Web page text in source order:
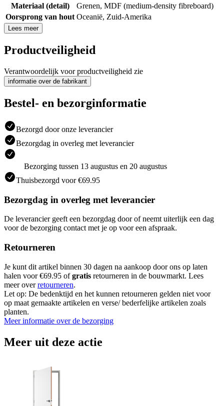
Materiaal (detail)
Grenen, MDF (medium-density fibreboard)
Oorsprong van hout Oceanië, Zuid-Amerika
Lees meer
Productveiligheid
Verantwoordelijk voor productveiligheid zie
informatie over de fabrikant
Bestel- en bezorginformatie
Bezorgd door onze leverancier
Bezorgdag in overleg met leverancier
Bezorging tussen 13 augustus en 20 augustus
Thuisbezorgd voor €69.95
Bezorgdag in overleg met leverancier
De leverancier geeft een bezorgdag door of neemt uiterlijk een dag
voor de bezorging contact met je op voor een afspraak.
Retourneren
Je kunt dit artikel binnen 30 dagen na aankoop door ons op laten
halen voor €69.95 ofgratis retourneren in de bouwmarkt. Lees
meer overretourneren.
Let op: De bedenktijd en het kunnen retourneren gelden niet voor
op maat gemaakte artikelen en verse/ bederfelijke artikelen zoals
planten.
Meer informatie over de bezorging
Meer uit deze actie